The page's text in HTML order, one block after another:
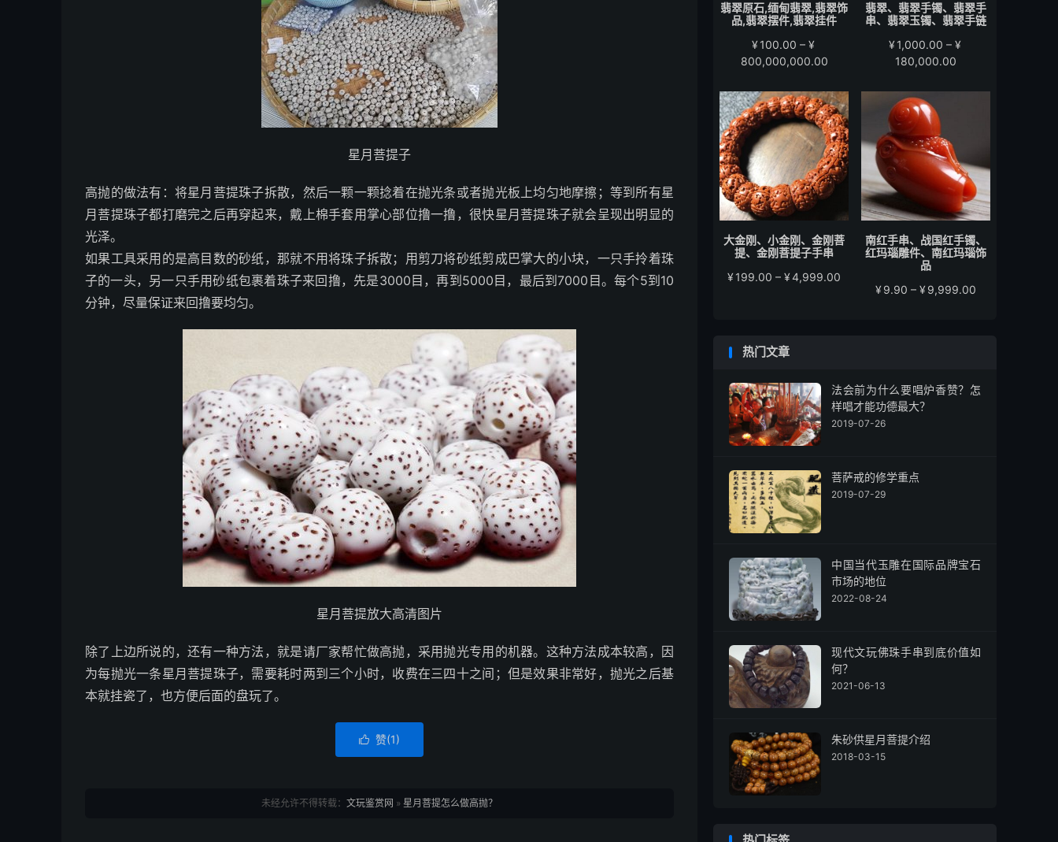
星月菩提子
高抛的做法有：将星月菩提珠子拆散，然后一颗一颗捻着在抛光条或者抛光板上均匀地摩擦；等到所有星
月菩提珠子都打磨完之后再穿起来，戴上棉手套用掌心部位撸一撸，很快星月菩提珠子就会呈现出明显的
光泽。
如果工具采用的是高目数的砂纸，那就不用将珠子拆散；用剪刀将砂纸剪成巴掌大的小块，一只手拎着珠
子的一头，另一只手用砂纸包裹着珠子来回撸，先是3000目，再到5000目，最后到7000目。每个5到10
分钟，尽量保证来回撸要均匀。
星月菩提放大高清图片
除了上边所说的，还有一种方法，就是请厂家帮忙做高抛，采用抛光专用的机器。这种方法成本较高，因
为每抛光一条星月菩提珠子，需要耗时两到三个小时，收费在三四十之间；但是效果非常好，抛光之后基
本就挂瓷了，也方便后面的盘玩了。
 赞(1)
未经允许不得转载： 文玩鉴赏网 » 星月菩提怎么做高抛？
翡翠原石,缅甸翡翠,翡翠饰
品,翡翠摆件,翡翠挂件
¥100.00 – ¥
800,000,000.00价
范
围：
¥100.00
至
¥800,000,000.00
翡翠、翡翠手镯、翡翠手
串、翡翠玉镯、翡翠手链
¥1,000.00 – ¥
180,000.00
范
¥180,000.00
大金刚、小金刚、金刚菩
提、金刚菩提子手串
¥199.00 – ¥4,999.00
南红手串、战国红手镯、
红玛瑙雕件、南红玛瑙饰
品
¥9.90 – ¥9,999.00
¥9,999.00
热门文章
法会前为什么要唱炉香赞？怎
样唱才能功德最大？
2019-07-26
菩萨戒的修学重点
2019-07-29
中国当代玉雕在国际品牌宝石
市场的地位
2022-08-24
现代文玩佛珠手串到底价值如
何？
2021-06-13
朱砂供星月菩提介绍
2018-03-15